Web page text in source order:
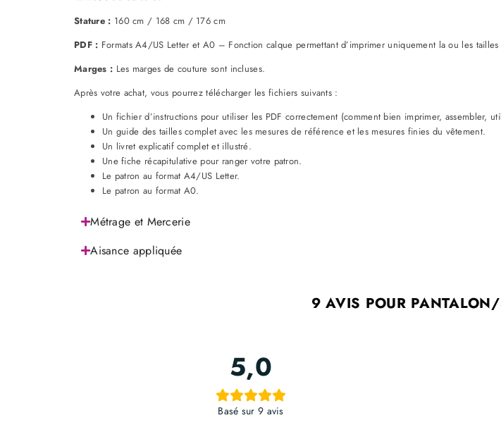
Stature : 160 cm / 168 cm / 176 cm
PDF : Formats A4/US Letter et A0 – Fonction calque permettant d’imprimer uniquement la ou les tailles
Marges : Les marges de couture sont incluses.
Après votre achat, vous pourrez télécharger les fichiers suivants :
Un fichier d’instructions pour utiliser les PDF correctement (comment bien imprimer, assembler,
Un guide des tailles complet avec les mesures de référence et les mesures finies du vêtement.
Un livret explicatif complet et illustré.
Une fiche récapitulative pour ranger votre patron.
Le patron au format A4/US Letter.
Le patron au format A0.
Métrage et Mercerie
Aisance appliquée
9 AVIS POUR PANTALON/
5,0
Basé sur 9 avis